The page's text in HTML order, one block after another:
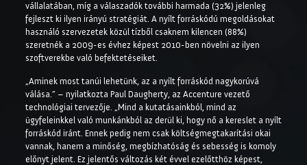
vállalatában, míg a válaszadók további harmada (32%) jelenleg
fejleszt ki ilyen irányú stratégiát. A nyílt forráskódú megoldásokat
használó szervezetek közül tízből csaknem kilencen (88%)
szeretnék a 2009-es évhez képest 2010-ben növelni az ilyen
szoftverekbe való befektetéseiket.
„Aminek most tanúi lehetünk, az a nyílt forráskód nagykorúvá
válása.” – nyilatkozta Paul Daugherty, az Accenture vezető
technológiai tervezője. „Mind a kutatásainkból, mind az
ügyfeleinkkel való munkánkból az derül ki, hogy nő a kereslet a nyílt
forráskód iránt. Ennek pedig nem csak költségmegtakarítási okai
vannak, hanem a minőség, megbízhatóság és sebesség is komoly
előnyt jelent. Ez jelentős változás két évvel ezelőtthöz képest,